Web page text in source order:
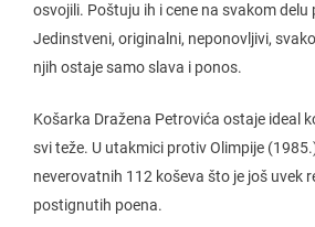
osvojili. Poštuju ih i cene na svakom delu
Jedinstveni, originalni, neponovljivi,
njih ostaje samo slava i ponos.
Košarka Dražena Petrovića ostaje ideal
svi teže. U utakmici protiv Olimpije
neverovatnih 112 koševa što je još uvek
postignutih poena.